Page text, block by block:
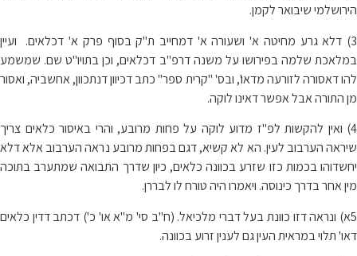
הירושלמי שיבואר לקמן.
3) דלא גרע מחיטה א' ושעורה א' דמחייב ת"ק בסוף פרק א' דכלאים. ועיין
במלאכת שלמה בפירושו על משנה דרפ"ב דכלאים, וכן בתויו"ט שם. שמשמע
להו דאסורה לזורעה מדאו', ובס' "קרית ספר" כתב דכיוון דנתכוון, אחשביה, ואסור
מן התורה אבל אפשר דאינו לוקה.
4) ואין להקשות לפ"ז מדוע לוקה על פחות מרובע, והרי באיסור כלאים צריך
שיראה הערבוב לעין. הא לא קשיא, דגם בפחות מרובע נראה הערבוב אלא דלא
יחשדוהו בכמות כזו שזרע בכוונה כלאים, כיון שדרך התבואה שמתערב בתוכה
מין אחר בדרך כינוסה. ויאמרו היה טורח לו לבררן.
5א) ונראה דזו כוונת בעל דברי מלכיאל. (ח"ב סי' מ"א או' כ') דכתב דדין כלאים
דאו' תלוי במראית העין גם לענין זרוע בכוונה.